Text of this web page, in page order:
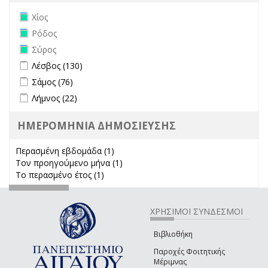
Remove Χίος filter
Χίος
Remove Ρόδος filter
Ρόδος
Remove Σύρος filter
Σύρος
Apply Λέσβος filter
Λέσβος (130)
Apply Σάμος filter
Σάμος (76)
Apply Λήμνος filter
Λήμνος (22)
ΗΜΕΡΟΜΗΝΙΑ ΔΗΜΟΣΙΕΥΣΗΣ
Περασμένη εβδομάδα (1)
Τον προηγούμενο μήνα (1)
Το περασμένο έτος (1)
ΧΡΗΣΙΜΟΙ ΣΥΝΔΕΣΜΟΙ
Βιβλιοθήκη
Παροχές Φοιτητικής
Μέριμνας